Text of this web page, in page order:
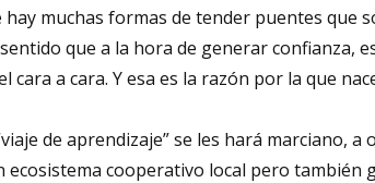
muchas formas de tender puentes que
que a la hora de generar confianza,
cara a cara. Y esa es la razón por la que
de aprendizaje” se les hará marciano,
cooperativo local pero también